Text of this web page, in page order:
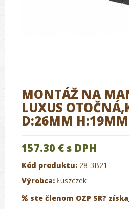
MONTÁŽ NA
LUXUS
D:26MM H:19MM
157.30 € s DPH
Kód produktu: 28-3B21
Výrobca: Łuszczek
ste členom OZP SR?